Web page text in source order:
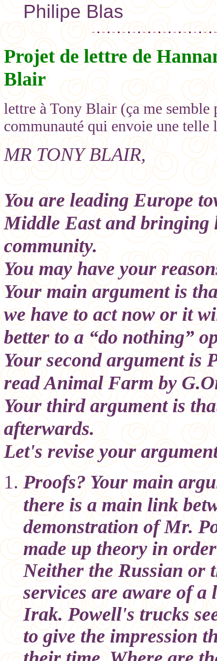
Philipe Blas
Projet de lettre de
Blair
lettre à Tony Blair (ça me semble
communauté qui envoie une telle
MR TONY BLAIR,
You are leading Europe
Middle East and bringing
community.
You may have your
Your main argument is
we have to act now or it
better to a “do nothing”
Your second argument is
read Animal Farm by
Your third argument is
afterwards.
Let's revise your
Proofs? Your main
there is a main link
demonstration of Mr.
made up theory in
Neither the Russian or
services are aware of
Irak. Powell's trucks
to give the impression